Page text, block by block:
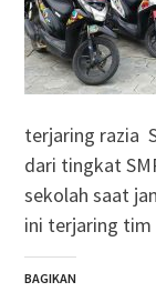
terjaring razia
dari tingkat
sekolah saat
ini terjaring tim
BAGIKAN